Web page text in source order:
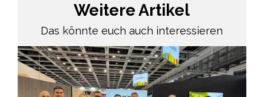
Weitere Artikel
Das könnte euch auch interessieren